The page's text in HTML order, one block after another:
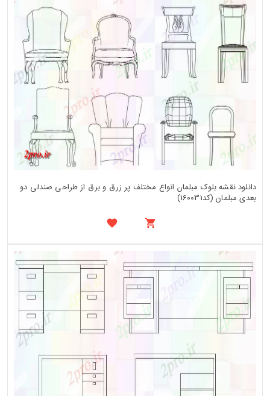
دانلود نقشه بلوک مبلمان انواع مختلف پر زرق و برق از طراحی صندلی دو
بعدی مبلمان (کد160031)